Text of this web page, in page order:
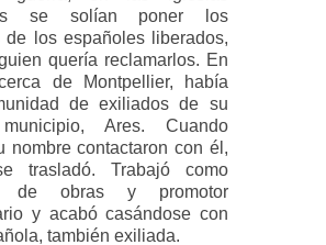
se solían poner los
de los españoles liberados,
quería reclamarlos. En
de Montpellier, había
de exiliados de su
Ares. Cuando
nombre contactaron con él,
trasladó. Trabajó como
de obras y promotor
y acabó casándose con
también exiliada.